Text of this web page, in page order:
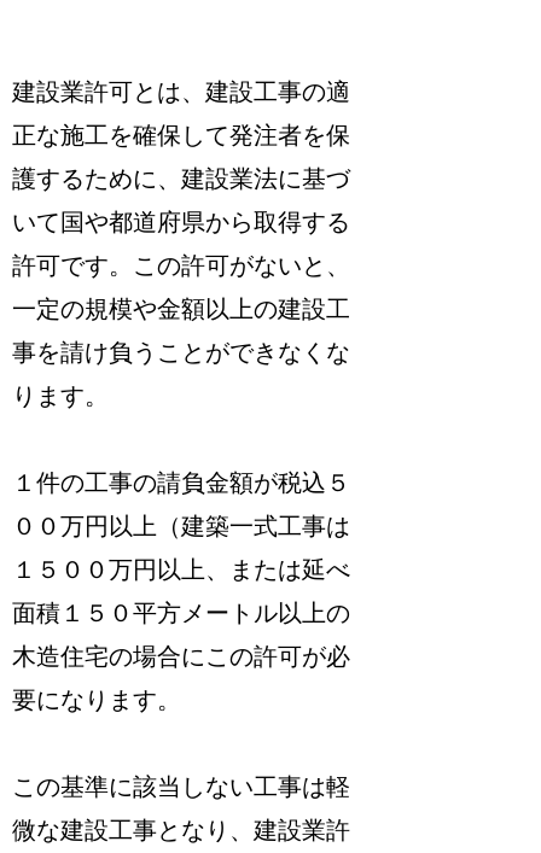
建設業許可とは、建設工事の適
正な施工を確保して発注者を保
護するために、建設業法に基づ
いて国や都道府県から取得する
許可です。 この許可がないと、
一定の規模や金額以上の建設工
事を請け負うことができなく な
ります。
１件の工事の請負金額が税込５
００万円以上（建築一式工事は
１５００万円以上、または延べ
面積１５０平方メートル以上の
木造住宅の場合にこの許可が必
要になります。
この基準に該当しない工事は軽
微な建設工事となり、建設業許